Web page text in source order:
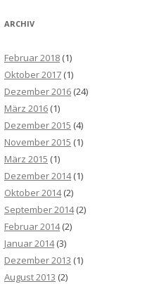
ARCHIV
Februar 2018 (1)
Oktober 2017 (1)
Dezember 2016 (24)
März 2016 (1)
Dezember 2015 (4)
November 2015 (1)
März 2015 (1)
Dezember 2014(1)
Oktober 2014(2)
September 2014(2)
Februar 2014(2)
Januar 2014(3)
Dezember 2013 (1)
August 2013 (2)